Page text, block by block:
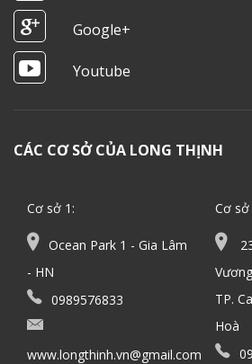
Google+
Youtube
CÁC CƠ SỞ CỦA LONG THỊNH
Cơ sở 1:
Ocean Park 1 - Gia Lâm
- HN
0989576833
www.longthinh.vn@gmail.com
Cơ sở
TP.
Hoà